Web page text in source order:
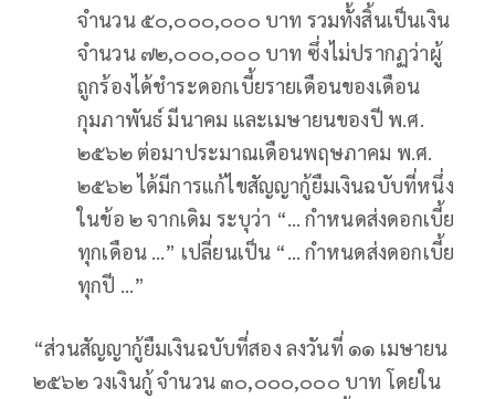
จำนวน ๕๐,๐๐๐,๐๐๐ บาท รวมทั้งสิ้นเป็นเงิน
จำนวน ๗๒,๐๐๐,๐๐๐ บาท ซึ่งไม่ปรากฏว่าผู้
ถูกร้องได้ชำระดอกเบี้ยรายเดือนของเดือน
กุมภาพันธ์ มีนาคม และเมษายนของปี พ.ศ.
๒๕๖๒ ต่อมาประมาณเดือนพฤษภาคม พ.ศ.
๒๕๖๒ ได้มีการแก้ไขสัญญากู้ยืมเงินฉบับที่หนึ่ง
ในข้อ ๒ จากเดิม ระบุว่า “… กำหนดส่งดอกเบี้ย
ทุกเดือน …” เปลี่ยนเป็น “… กำหนดส่งดอกเบี้ย
ทุกปี …”
“ส่วนสัญญากู้ยืมเงินฉบับที่สอง ลงวันที่ ๑๑ เมษายน
๒๕๖๒ วงเงินกู้ จำนวน ๓๐,๐๐๐,๐๐๐ บาท โดยใน